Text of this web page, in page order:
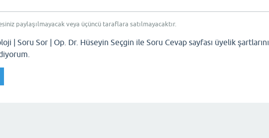
paylaşılmayacak veya üçüncü taraflara satılmayacaktır.
| Soru Sor | Op. Dr. Hüseyin Seçgin ile Soru Cevap sayfası üyelik şartlarını